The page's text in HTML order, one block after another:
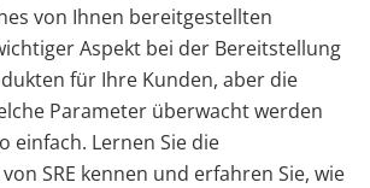
von Ihnen bereitgestellten
Aspekt bei der Bereitstellung
für Ihre Kunden, aber die
Parameter überwacht werden
einfach. Lernen Sie die
SRE kennen und erfahren Sie, wie